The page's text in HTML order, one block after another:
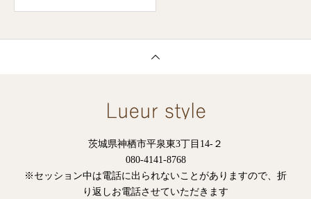
茨城県神栖市平泉東3丁目14-２
080-4141-8768
※セッション中は電話に出られないことがありますので、折
り返しお電話させていただきます